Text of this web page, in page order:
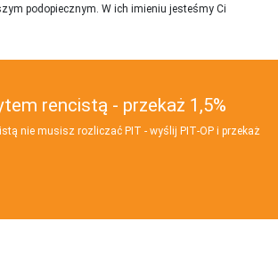
podopiecznym. W ich imieniu jesteśmy Ci
rencistą - przekaż 1,5%
nie musisz rozliczać PIT - wyślij PIT‑OP i przekaż